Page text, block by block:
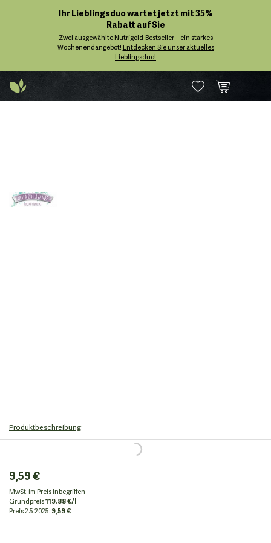
Ihr Lieblingsduo wartet jetzt mit 35%
Rabatt auf Sie
Zwei ausgewählte Nutrigold-Bestseller – ein starkes
Wochenendangebot! Entdecken Sie unser aktuelles
Lieblingsduo!
Produktbeschreibung
9,59 €
MwSt. im Preis inbegriffen
Grundpreis119.88 €/l
Preis2.5.2025:9,59 €